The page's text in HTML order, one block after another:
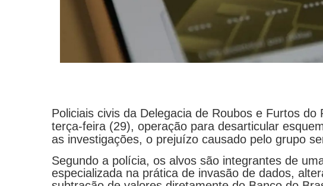
Policiais civis da Delegacia de Roubos e Furtos
terça-feira (29), operação para desarticular
as investigações, o prejuízo causado pelo grupo
Segundo a polícia, os alvos são integrantes de
especializada na prática de invasão de dados,